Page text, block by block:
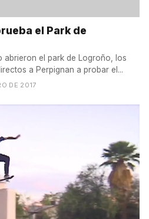
el Park de
abrieron el park de Logroño, los
a Perpignan a probar el...
DE 2017